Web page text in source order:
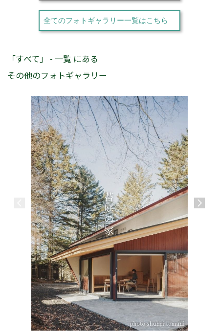
全てのフォトギャラリー一覧はこちら
「すべて」 - 一覧 にある
その他のフォトギャラリー